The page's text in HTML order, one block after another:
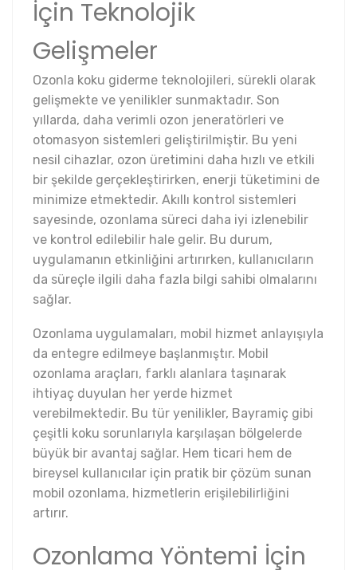
İçin Teknolojik
Gelişmeler
Ozonla koku giderme teknolojileri, sürekli olarak
gelişmekte ve yenilikler sunmaktadır. Son
yıllarda, daha verimli ozon jeneratörleri ve
otomasyon sistemleri geliştirilmiştir. Bu yeni
nesil cihazlar, ozon üretimini daha hızlı ve etkili
bir şekilde gerçekleştirirken, enerji tüketimini de
minimize etmektedir. Akıllı kontrol sistemleri
sayesinde, ozonlama süreci daha iyi izlenebilir
ve kontrol edilebilir hale gelir. Bu durum,
uygulamanın etkinliğini artırırken, kullanıcıların
da süreçle ilgili daha fazla bilgi sahibi olmalarını
sağlar.
Ozonlama uygulamaları, mobil hizmet anlayışıyla
da entegre edilmeye başlanmıştır. Mobil
ozonlama araçları, farklı alanlara taşınarak
ihtiyaç duyulan her yerde hizmet
verebilmektedir. Bu tür yenilikler, Bayramiç gibi
çeşitli koku sorunlarıyla karşılaşan bölgelerde
büyük bir avantaj sağlar. Hem ticari hem de
bireysel kullanıcılar için pratik bir çözüm sunan
mobil ozonlama, hizmetlerin erişilebilirliğini
artırır.
Ozonlama Yöntemi İçin